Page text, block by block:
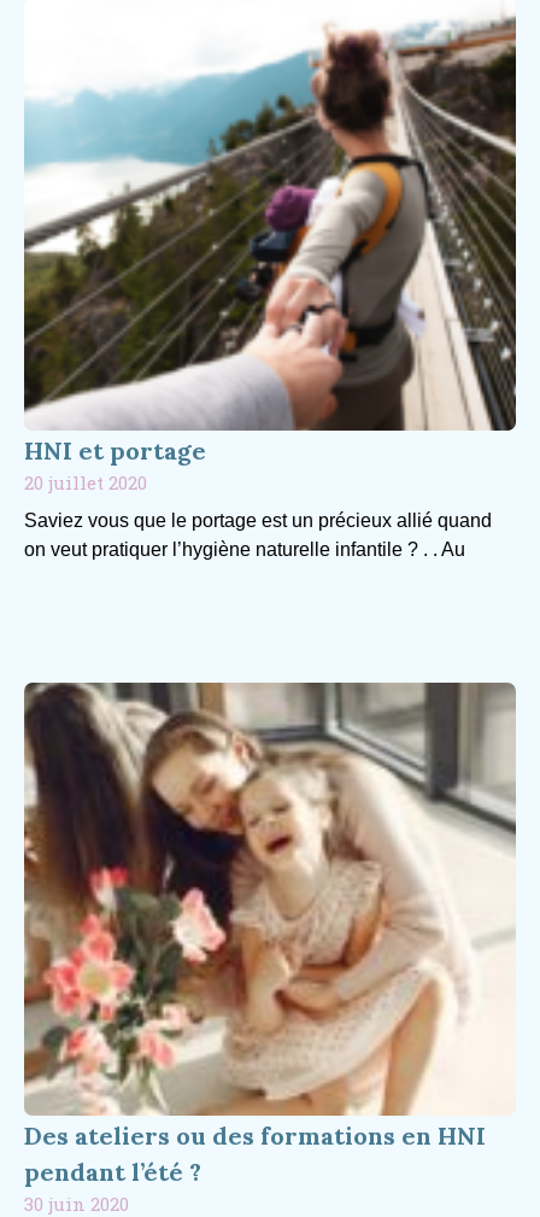
HNI et portage
20 juillet 2020
Saviez vous que le portage est un précieux allié quand
on veut pratiquer l’hygiène naturelle infantile ? . . Au
Des ateliers ou des formations en HNI
pendant l’été ?
30 juin 2020